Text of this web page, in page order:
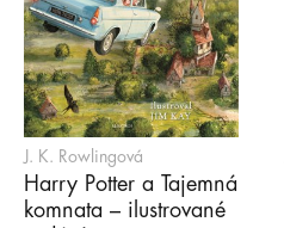
J. K. Rowlingová
Harry Potter a Tajemná
komnata – ilustrované